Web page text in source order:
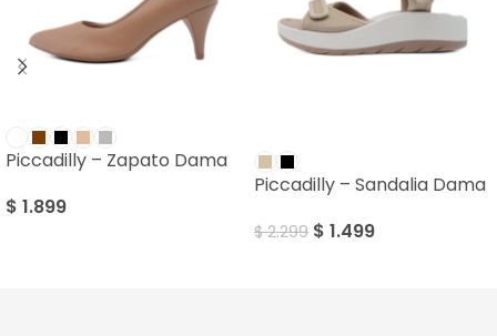
Piccadilly – Zapato Dama
$ 1.899
Piccadilly – Sandalia Dama
$2.299 $ 1.499